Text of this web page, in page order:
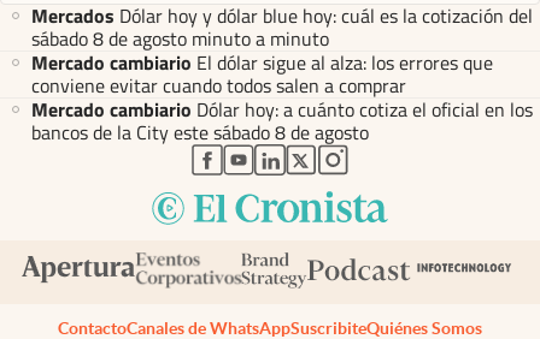
Mercados Dólar hoy y dólar blue hoy: cuál es la cotización del
sábado 8 de agosto minuto a minuto
Mercado cambiario El dólar sigue al alza: los errores que
conviene evitar cuando todos salen a comprar
Mercado cambiario Dólar hoy: a cuánto cotiza el oficial en los
bancos de la City este sábado 8 de agosto
abre en nueva pestaña
abre en nueva pestaña
abre en nueva pestaña
abre en nueva pestaña
abre en nueva pestaña
ContactoCanales de WhatsAppSuscribiteQuiénes Somos